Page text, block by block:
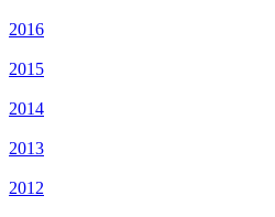
2016
2015
2014
2013
2012